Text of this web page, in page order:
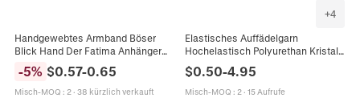
Handgewebtes Armband Böser
Blick Hand Der Fatima Anhänger
Verstellbare Rote Schwarze Blaue
Glücksschnur Unisex Ethno
Schmuck
-5% $0.57-0.65
Misch-MOQ : 2· 38 kürzlich verkauft
+4
Elastisches Auffädelgarn
Hochelastisch Polyurethan Kristall
Schnur Für Schmuckherstellung
DIY Armbänder Halsketten
$0.50-4.95
Misch-MOQ : 2· 15 Aufrufe